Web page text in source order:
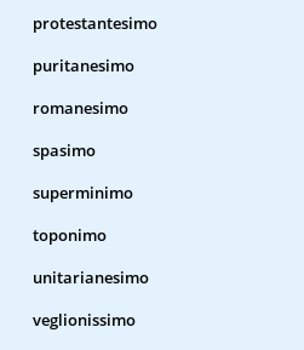
protestantesimo
puritanesimo
romanesimo
spasimo
superminimo
toponimo
unitarianesimo
veglionissimo